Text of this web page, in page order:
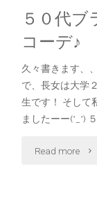
５０代
コーデ♪
久々書きます、
で、長女は大学
生です！ そして
ましたーー(*_*)
Read more "５